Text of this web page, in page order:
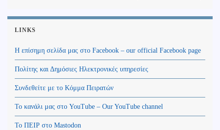
LINKS
Η επίσημη σελίδα μας στο Facebook – our official Facebook page
Πολίτης και Δημόσιες Ηλεκτρονικές υπηρεσίες
Συνδεθείτε με το Κόμμα Πειρατών
Το κανάλι μας στο YouTube – Our YouTube channel
Το ΠΕΙΡ στο Mastodon